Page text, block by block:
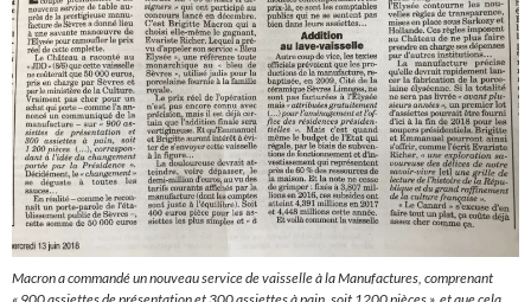
Macron a commandé un nouveau service de vaisselle à la Manufactures, comprenant